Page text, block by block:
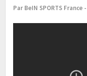
Par BeIN SPORTS France